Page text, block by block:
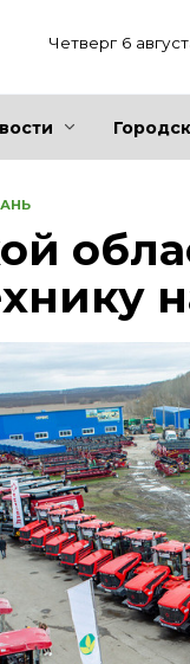
Четверг 6